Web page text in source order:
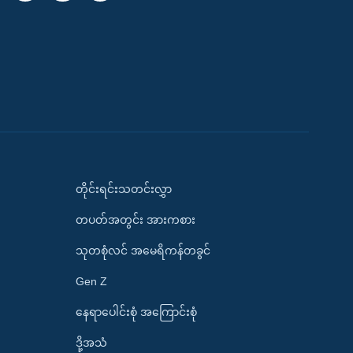
တိုင်းရင်းသတင်းလွှာ
တပတ်အတွင်း အားကစား
သုတစုံလင် အမေရိကန်တခွင်
Gen Z
နေရာပေါင်းစုံ အကြောင်းစုံ
ဒို့အသံ